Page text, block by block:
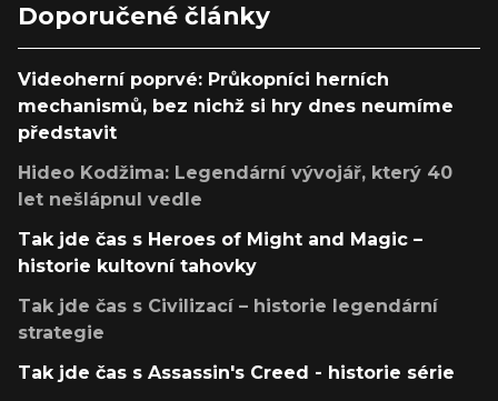
Doporučené články
Videoherní poprvé: Průkopníci herních
mechanismů, bez nichž si hry dnes neumíme
představit
Hideo Kodžima: Legendární vývojář, který 40
let nešlápnul vedle
Tak jde čas s Heroes of Might and Magic –
historie kultovní tahovky
Tak jde čas s Civilizací – historie legendární
strategie
Tak jde čas s Assassin's Creed - historie série